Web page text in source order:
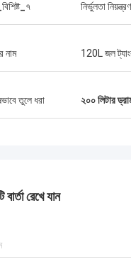
নির্ভুলতা নিয়ন্ত্রণ
নাম 120L জল ট্যাংক
তুলে ধরা ২০০ লিটার
বার্তা রেখে যান